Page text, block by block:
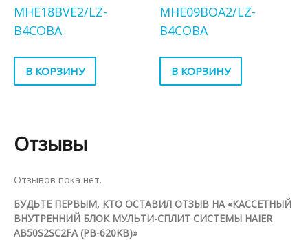
MHE18BVE2/LZ-
B4COBA
В КОРЗИНУ
MHE09BOA2/LZ-
B4COBA
В КОРЗИНУ
Отзывы
Отзывов пока нет.
БУДЬТЕ ПЕРВЫМ, КТО ОСТАВИЛ ОТЗЫВ НА «КАССЕТНЫЙ
ВНУТРЕННИЙ БЛОК МУЛЬТИ-СПЛИТ СИСТЕМЫ HAIER
AB50S2SC2FA (PB-620KB)»